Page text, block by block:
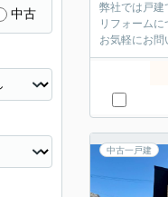
弊社では戸建
リフォーム
お気軽にお
中古一戸建
中古